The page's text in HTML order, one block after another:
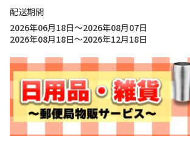
配送期間
2026年06月18日～2026年08月07日
2026年08月18日～2026年12月18日